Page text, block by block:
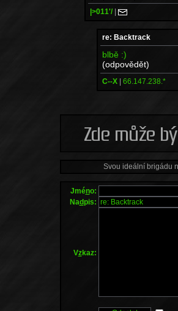
|>011'/ |
re: Backtrack
blbě :)
(odpovědět)
C--X | 66.147.238.*
Svou ideální brigádu
Jméno:
Nadpis:
Vzkaz: